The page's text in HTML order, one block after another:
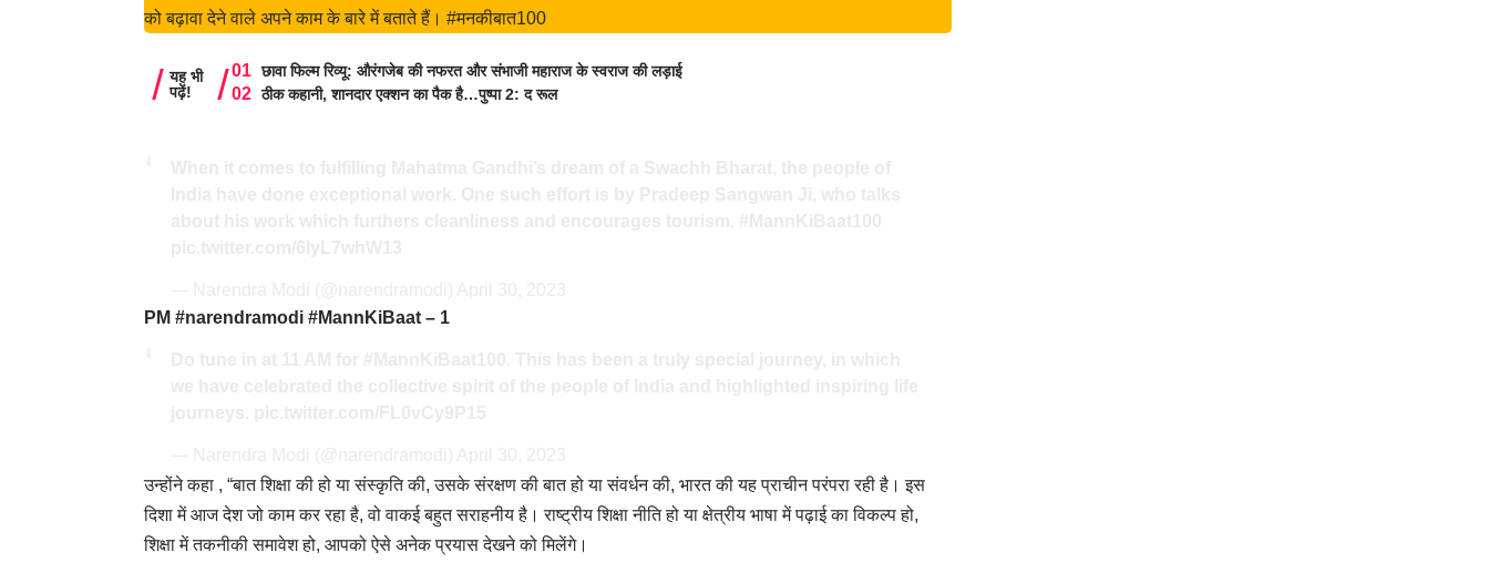
को बढ़ावा देने वाले अपने काम के बारे में बताते हैं। #मनकीबात100
यह भी
पढ़ें!
छावा फिल्म रिव्यू: औरंगजेब की नफरत और संभाजी महाराज के स्वराज की लड़ाई
ठीक कहानी, शानदार एक्शन का पैक है…पुष्पा 2: द रूल
PM #narendramodi #MannKiBaat – 1
उन्होंने कहा , “बात शिक्षा की हो या संस्कृति की, उसके संरक्षण की बात हो या संवर्धन की, भारत की यह प्राचीन परंपरा रही है। इस
दिशा में आज देश जो काम कर रहा है, वो वाकई बहुत सराहनीय है।राष्ट्रीय शिक्षा नीतिहो या क्षेत्रीय भाषा में पढ़ाई का विकल्प हो,
शिक्षा में तकनीकी समावेश हो, आपको ऐसे अनेक प्रयास देखने को मिलेंगे।